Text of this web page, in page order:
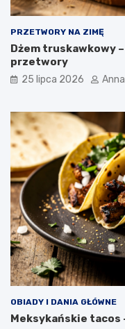
PRZETWORY NA ZIMĘ
Dżem truskawkowy
przetwory
25 lipca 2026
OBIADY I DANIA GŁÓWNE
Meksykańskie